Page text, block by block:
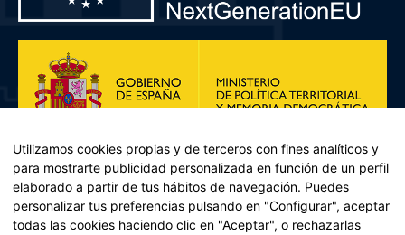
Utilizamos cookies propias y de terceros con fines analíticos y
para mostrarte publicidad personalizada en función de un perfil
elaborado a partir de tus hábitos de navegación. Puedes
personalizar tus preferencias pulsando en "Configurar", aceptar
todas las cookies haciendo clic en "Aceptar", o rechazarlas